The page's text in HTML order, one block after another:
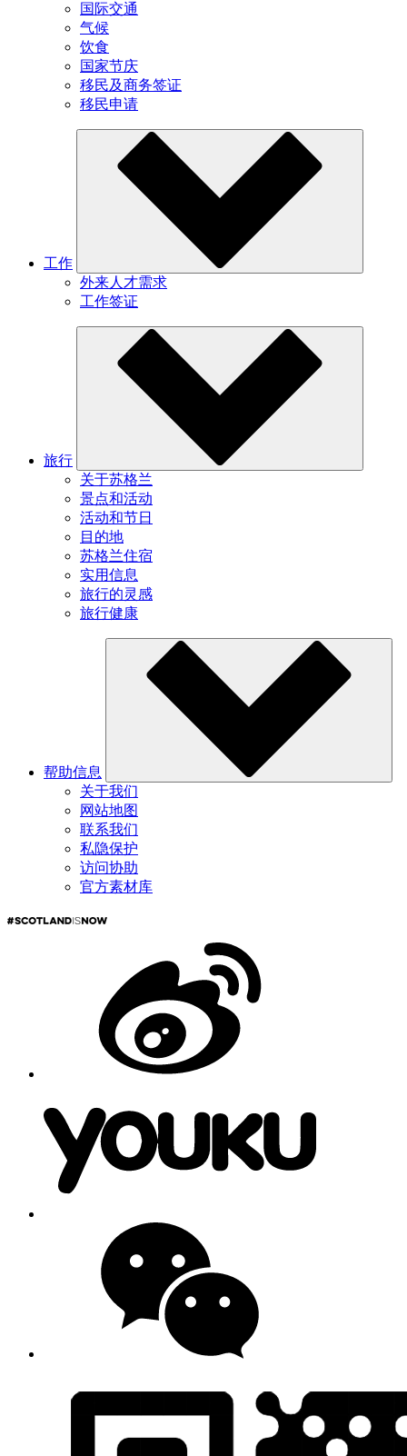
国际交通
气候
饮食
国家节庆
移民及商务签证
移民申请
工作
外来人才需求
工作签证
旅行
关于苏格兰
景点和活动
活动和节日
目的地
苏格兰住宿
实用信息
旅行的灵感
旅行健康
帮助信息
关于我们
网站地图
联系我们
私隐保护
访问协助
官方素材库